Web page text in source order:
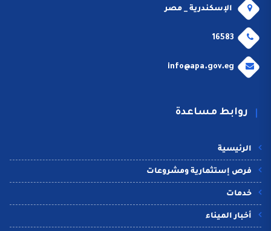
الإسكندرية _ مصر
16583
info@apa.gov.eg
روابط مساعدة
الرئيسية
فرص إستثمارية ومشروعات
خدمات
أخبار الميناء